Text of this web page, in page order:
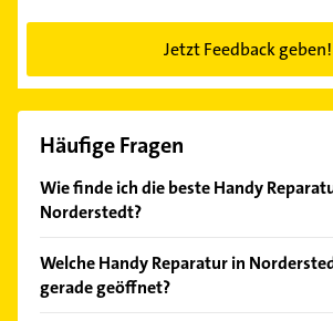
Jetzt Feedback geben!
Häufige Fragen
Wie finde ich die beste Handy
Norderstedt?
Kundenmeinungen und profitieren Sie
Empfehlungen. Die Suchergebnisse
Welche Handy Reparatur in
gerade geöffnet?